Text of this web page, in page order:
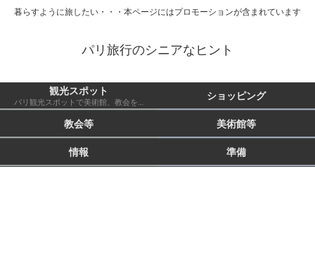
暮らすように旅したい・・・本ページにはプロモーションが含まれています
パリ旅行のシニアなヒント
観光スポット
パリ観光スポットで美術館、教会を除いたもの 市外も含む
ショッピング
教会等 美術館等
情報 準備